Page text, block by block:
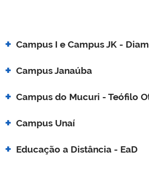
Campus I e Campus JK -
Campus Janaúba
Campus do Mucuri - Teófilo
Campus Unaí
Educação a Distância - EaD